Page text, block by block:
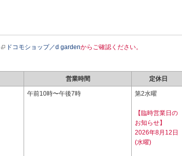
ドコモショップ／d gardenからご確認ください。
営業時間 定休日
午前10時〜午後7時 第2水曜
【臨時営業日の
お知らせ】
2026年8月12日
(水曜)